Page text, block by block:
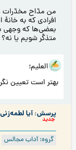
من مدّاح مخدّرات
افرادى كه به
بعضی‌ها که وجهی
متذكّر شويم يا نه؟
هو العلیم؛
بهتر است تعیین
پرسش: آیا
جدید
گروه: آداب مجالس